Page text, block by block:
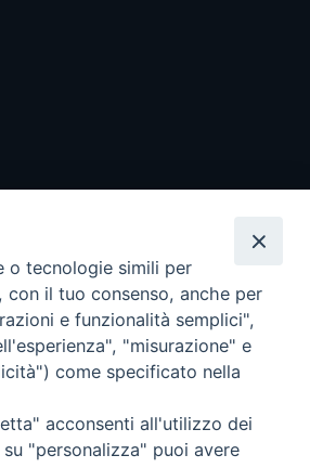
- Tutti i diritti riservati - Vita
o tecnologie simili per
con il tuo consenso, anche per
e funzionalità semplici",
"misurazione" e
come specificato nella
acconsenti all'utilizzo dei
"personalizza" puoi avere